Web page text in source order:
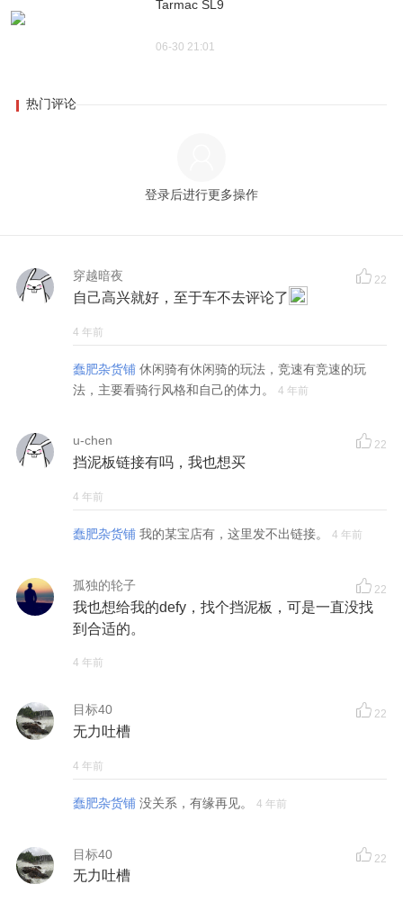
Tarmac SL9
06-30 21:01
热门评论
登录后进行更多操作
穿越暗夜 22
自己高兴就好，至于车不去评论了
4 年前
蠢肥杂货铺 休闲骑有休闲骑的玩法，竞速有竞速的玩
法，主要看骑行风格和自己的体力。
4 年前
u-chen 22
挡泥板链接有吗，我也想买
4 年前
蠢肥杂货铺 我的某宝店有，这里发不出链接。 4 年前
孤独的轮子 22
我也想给我的defy，找个挡泥板，可是一直没找
到合适的。
4 年前
目标40 22
无力吐槽
4 年前
蠢肥杂货铺 没关系，有缘再见。 4 年前
目标40 22
无力吐槽